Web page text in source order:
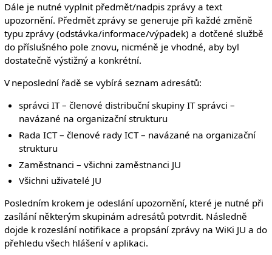
Dále je nutné vyplnit předmět/nadpis zprávy a text
upozornění. Předmět zprávy se generuje při každé změně
typu zprávy (odstávka/informace/výpadek) a dotčené službě
do příslušného pole znovu, nicméně je vhodné, aby byl
dostatečně výstižný a konkrétní.
V neposlední řadě se vybírá seznam adresátů:
správci IT – členové distribuční skupiny IT správci –
navázané na organizační strukturu
Rada ICT – členové rady ICT – navázané na organizační
strukturu
Zaměstnanci – všichni zaměstnanci JU
Všichni uživatelé JU
Posledním krokem je odeslání upozornění, které je nutné při
zasílání některým skupinám adresátů potvrdit. Následně
dojde k rozeslání notifikace a propsání zprávy na WiKi JU a do
přehledu všech hlášení v aplikaci.